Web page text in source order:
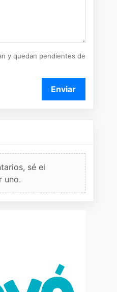
y quedan pendientes de
Enviar
sé el
uno.